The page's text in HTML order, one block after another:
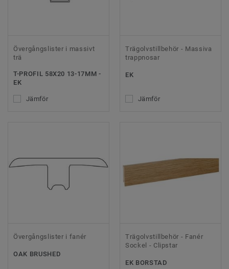
Övergångslister i massivt
trä
T-PROFIL 58X20 13-17MM -
EK
Jämför
Trägolvstillbehör - Massiva
trappnosar
EK
Jämför
Övergångslister i fanér
OAK BRUSHED
Trägolvstillbehör - Fanér
Sockel - Clipstar
EK BORSTAD